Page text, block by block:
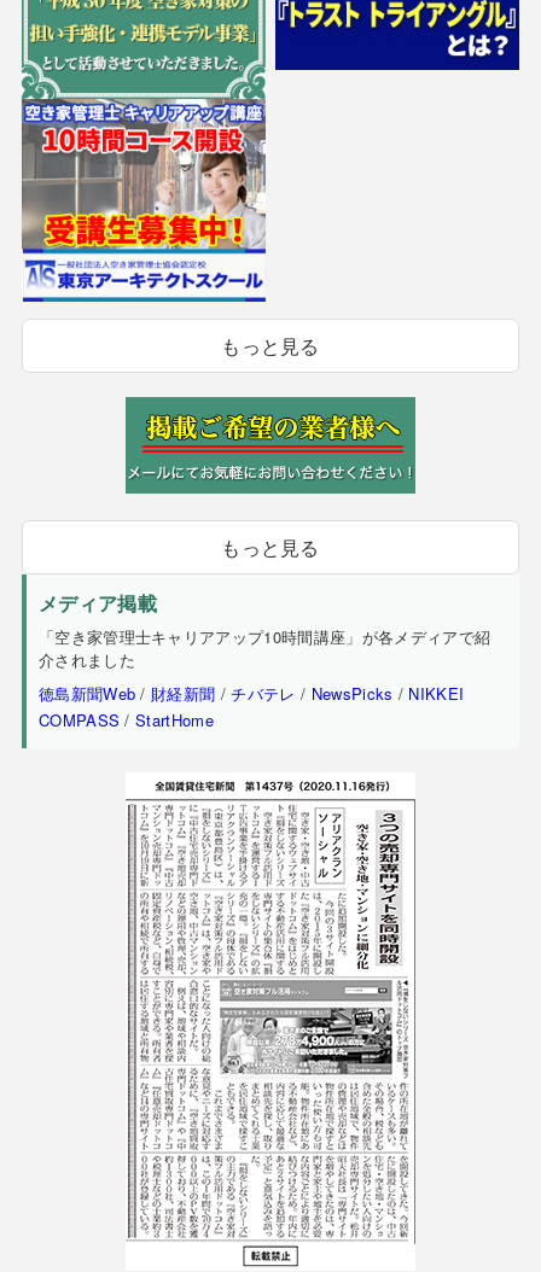
もっと見る
もっと見る
メディア掲載
「空き家管理士キャリアアップ10時間講座」が各メディアで紹
介されました
徳島新聞Web / 財経新聞 /チバテレ / NewsPicks / NIKKEI
COMPASS /StartHome